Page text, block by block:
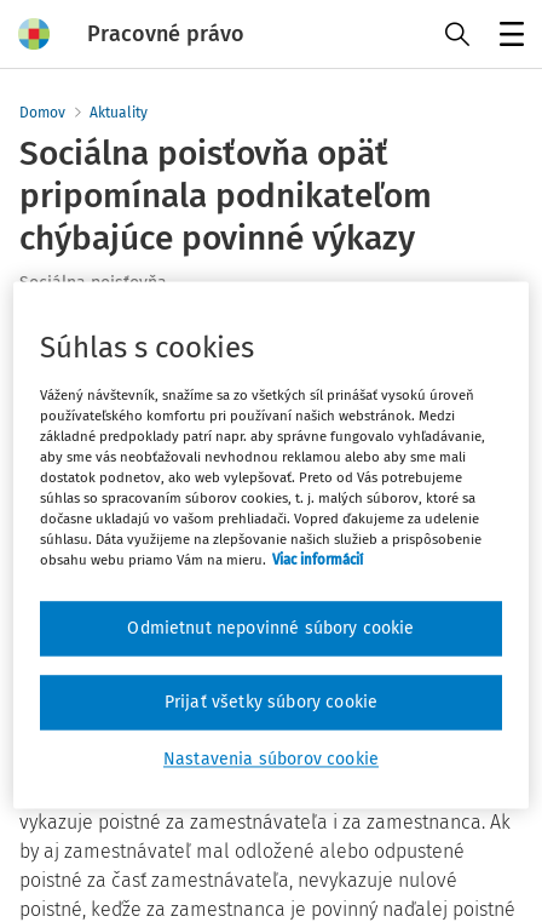
Pracovné právo
Domov Aktuality
Sociálna poisťovňa opäť
pripomínala podnikateľom
chýbajúce povinné výkazy
Sociálna poisťovňa
mailov, v ktorých upozornila 6 327 zamestnávateľov na
neodovzdané povinné mesačné výkazy za zamestnancov.
Išlo o výkazy za jún 2020. Na základe upozornenia 1000
zamestnávateľov dodatočne zaslalo mesačný výkaz
poistného, čo je takmer 16 % úspešnosť informačnej
akcie.
Sociálna poisťovňa upozorňuje, že na povinnosti vykazovať
Zamestnávatelia sú povinní vykazovať poistné aj za
mesiac, v ktorom ho majú odložené alebo odpustené.
Poistné sa naďalej vykazuje v zákonom stanovených
termínoch, v rovnakej štruktúre a forme. Zachovaný
vykazuje poistné za zamestnávateľa i za zamestnanca. Ak
by aj zamestnávateľ mal odložené alebo odpustené
poistné za časť zamestnávateľa, nevykazuje nulové
poistné, keďže za zamestnanca je povinný naďalej poistné
Súhlas s cookies
Vážený návštevník, snažíme sa zo všetkých síl prinášať vysokú úroveň
používateľského komfortu pri používaní našich webstránok. Medzi
základné predpoklady patrí napr. aby správne fungovalo vyhľadávanie,
aby sme vás neobťažovali nevhodnou reklamou alebo aby sme mali
dostatok podnetov, ako web vylepšovať. Preto od Vás potrebujeme
súhlas so spracovaním súborov cookies, t. j. malých súborov, ktoré sa
dočasne ukladajú vo vašom prehliadači. Vopred ďakujeme za udelenie
súhlasu. Dáta využijeme na zlepšovanie našich služieb a prispôsobenie
obsahu webu priamo Vám na mieru. Viac informácií
Nastavenia súborov cookie
Odmietnut nepovinné súbory cookie
Prijať všetky súbory cookie